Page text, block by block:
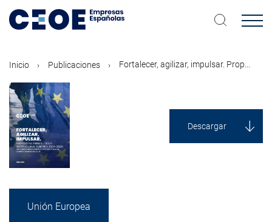
contenido
Inicio Publicaciones Fortalecer, agilizar, impulsar. Prop...
Descargar
Unión Europea